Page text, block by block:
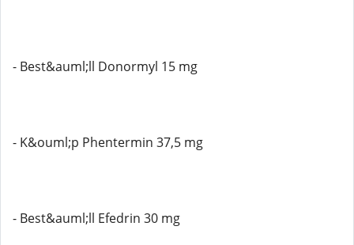
- Best&auml;ll Donormyl 15 mg
- K&ouml;p Phentermin 37,5 mg
- Best&auml;ll Efedrin 30 mg